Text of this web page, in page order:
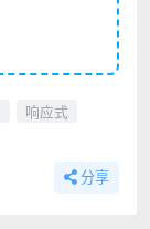
响应式
分享